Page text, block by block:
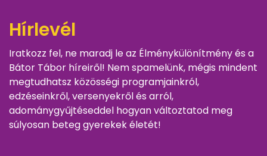
Hírlevél
Iratkozz fel, ne maradj le az Élménykülönítmény és a
Bátor Tábor híreiről! Nem spamelünk, mégis mindent
megtudhatsz közösségi programjainkról,
edzéseinkről, versenyekről és arról,
adománygyűjtéseddel hogyan változtatod meg
súlyosan beteg gyerekek életét!